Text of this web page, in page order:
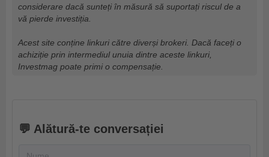
considerare dacă sunteți în măsură să suportați riscul de a
vă pierde investiția.
Acest site conține linkuri către diverși brokeri. Dacă faceți o
achiziție prin intermediul unuia dintre aceste linkuri,
Investmag poate primi o compensație.
💬 Alătură-te conversației